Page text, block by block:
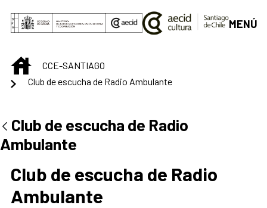
Saltar al contenido principal
MENÚ
INICIOCCE-SANTIAGO
Club de escucha de Radio Ambulante
Centro Cultural de
Club de escucha de Radio
Ambulante
Club de escucha de Radio
Ambulante